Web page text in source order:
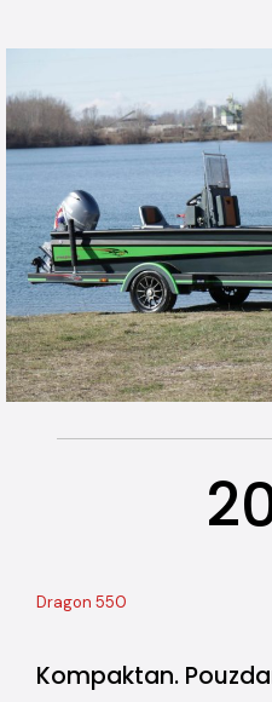
Dragon 550
Kompaktan.